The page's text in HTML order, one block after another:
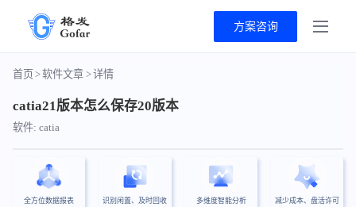
方案咨询
首页>软件文章 >详情
catia21版本怎么保存20版本
软件: catia
全方位数据报表 识别闲置、及时回收 多维度智能分析 减少成本、盘活许可